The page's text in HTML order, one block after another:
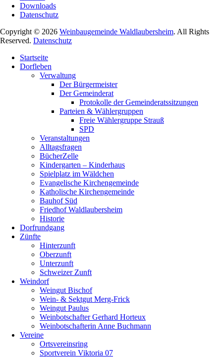
Downloads
Datenschutz
Copyright © 2026 Weinbaugemeinde Waldlaubersheim. All Rights
Reserved. Datenschutz
oben
scrollen
Startseite
Dorfleben
Verwaltung
Der Bürgermeister
Der Gemeinderat
Protokolle der Gemeinderatssitzungen
Parteien & Wählergruppen
Freie Wählergruppe Strauß
SPD
Veranstaltungen
Alltagsfragen
BücherZelle
Kindergarten – Kinderhaus
Spielplatz im Wäldchen
Evangelische Kirchengemeinde
Katholische Kirchengemeinde
Bauhof Süd
Friedhof Waldlaubersheim
Historie
Dorfrundgang
Zünfte
Hinterzunft
Oberzunft
Unterzunft
Schweizer Zunft
Weindorf
Weingut Bischof
Wein- & Sektgut Merg-Frick
Weingut Paulus
Weinbotschafter Gerhard Horteux
Weinbotschafterin Anne Buchmann
Vereine
Ortsvereinsring
Sportverein Viktoria 07